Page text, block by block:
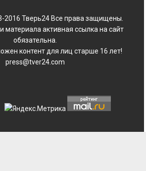
2016 Тверь24 Все права защищены.
материала активная ссылка на сайт
обязательна.
контент для лиц старше 16 лет!
press@tver24.com